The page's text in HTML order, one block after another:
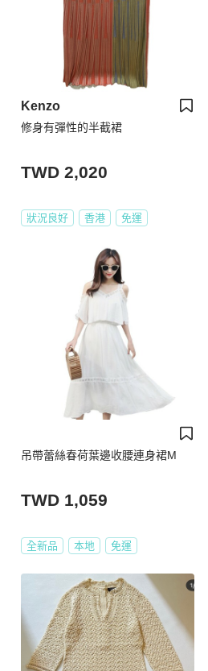
Kenzo
修身有彈性的半截裙
TWD 2,020
狀況良好 香港 免運
吊帶蕾絲春荷葉邊收腰連身裙M
TWD 1,059
全新品 本地 免運